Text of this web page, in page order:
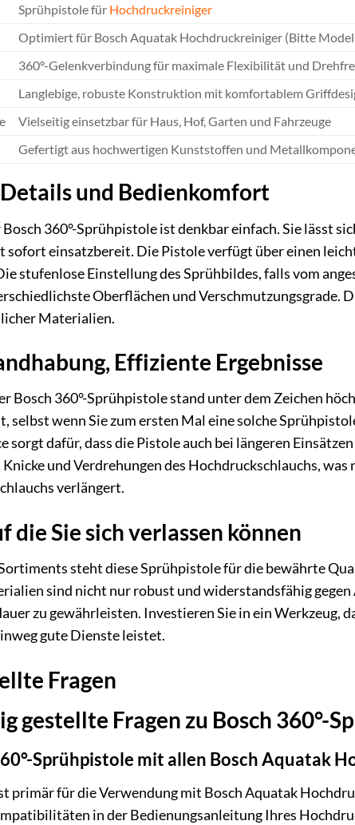
Sprühpistole für Hochdruckreiniger
Optimiert für Bosch Aquatak Hochdruckreiniger (Bitte
360°-Gelenkverbindung für maximale Flexibilität und
Langlebige, robuste Konstruktion mit komfortablem
Vielseitig einsetzbar für Haus, Hof, Garten und Fahrzeuge
Gefertigt aus hochwertigen Kunststoffen und
und Bedienkomfort
360°-Sprühpistole ist denkbar einfach. Sie lässt
sofort einsatzbereit. Die Pistole verfügt über einen
stufenlose Einstellung des Sprühbildes, falls vom
Oberflächen und Verschmutzungsgrade.
Materialien.
Effiziente Ergebnisse
Bosch 360°-Sprühpistole stand unter dem Zeichen
selbst wenn Sie zum ersten Mal eine solche
sorgt dafür, dass die Pistole auch bei längeren
und Verdrehungen des Hochdruckschlauchs,
verlängert.
die Sie sich verlassen können
steht diese Sprühpistole für die bewährte
sind nicht nur robust und widerstandsfähig
zu gewährleisten. Investieren Sie in ein
gute Dienste leistet.
Fragen
gestellte Fragen zu Bosch 360°-
Sprühpistole mit allen Bosch Aquatak
primär für die Verwendung mit Bosch Aquatak
in der Bedienungsanleitung Ihres